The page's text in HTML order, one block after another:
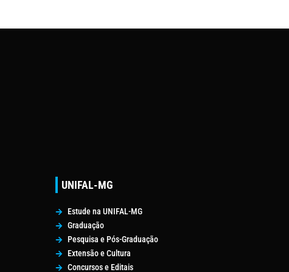
UNIFAL-MG
Estude na UNIFAL-MG
Graduação
Pesquisa e Pós-Graduação
Extensão e Cultura
Concursos e Editais